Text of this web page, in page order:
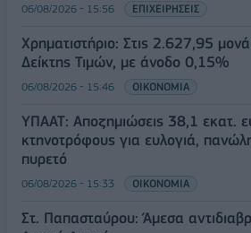
06/08/2026 - 15:56 ΕΠΙΧΕΙΡΗΣΕΙΣ
Χρηματιστήριο: Στις 2.627,95
Δείκτης Τιμών, με άνοδο 0,15%
06/08/2026 - 15:46 ΟΙΚΟΝΟΜΙΑ
ΥΠΑΑΤ: Αποζημιώσεις 38,1 εκατ.
κτηνοτρόφους για ευλογιά,
πυρετό
06/08/2026 - 15:33 ΟΙΚΟΝΟΜΙΑ
Στ. Παπασταύρου: Άμεσα